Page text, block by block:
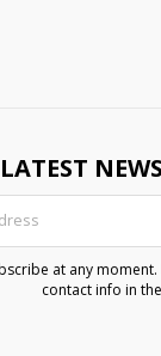
at any
contact info in